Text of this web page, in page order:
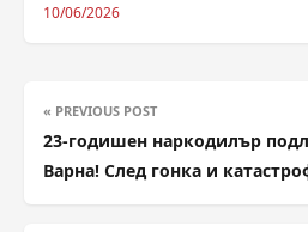
10/06/2026
« PREVIOUS POST
23-годишен наркодилър
Варна! След гонка и